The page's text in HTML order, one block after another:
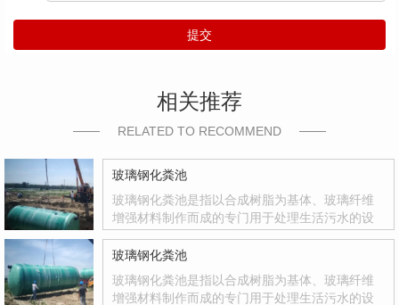
提交
相关推荐
RELATED TO RECOMMEND
玻璃钢化粪池
玻璃钢化粪池是指以合成树脂为基体、玻璃纤维
增强材料制作而成的专门用于处理生活污水的设
品，其质量轻、强度高、韧性好、耐腐蚀、色彩
鲜艳、光洁度达到镜面效果等优点
玻璃钢化粪池
玻璃钢化粪池是指以合成树脂为基体、玻璃纤维
增强材料制作而成的专门用于处理生活污水的设